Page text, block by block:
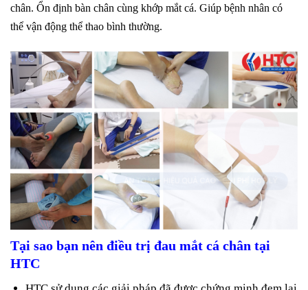
chân. Ổn định bàn chân cùng khớp mắt cá. Giúp bệnh nhân có
thể vận động thể thao bình thường.
Tại sao bạn nên điều trị đau mắt cá chân tại
HTC